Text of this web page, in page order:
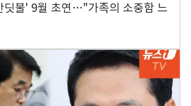
딧불' 9월 초연…"가족의 소중함 느